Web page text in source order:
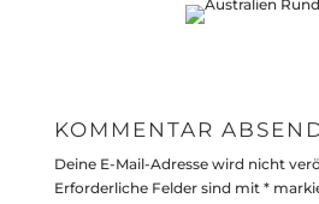
KOMMENTAR
Deine E-Mail-Adresse wird nicht
Erforderliche Felder sind mit *